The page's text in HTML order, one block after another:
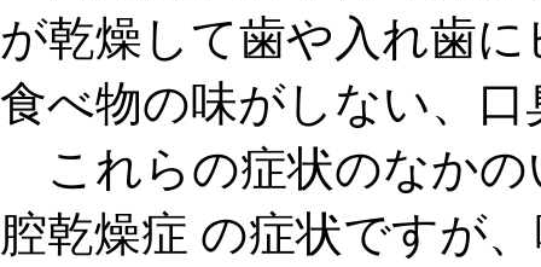
が乾燥して歯や入れ歯
食べ物の味がしない、
これらの症状のなかの
腔乾燥症 の症状ですが